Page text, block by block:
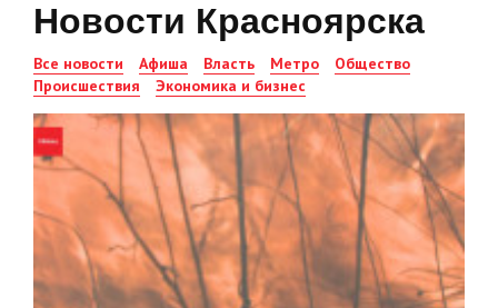
Новости Красноярска
Все новости Афиша Власть Метро
Общество
Происшествия
Экономика и бизнес